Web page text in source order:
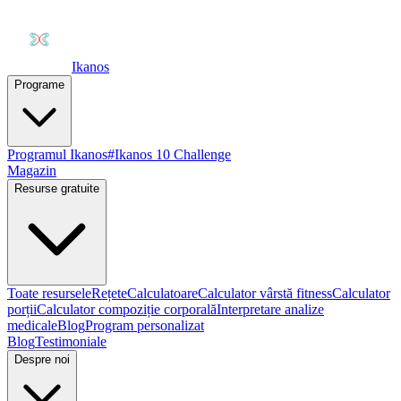
Ikanos
Programe
Programul Ikanos#Ikanos 10 Challenge
Magazin
Resurse gratuite
Toate resurseleRețeteCalculatoareCalculator vârstă fitnessCalculator
porțiiCalculator compoziție corporalăInterpretare analize
medicaleBlogProgram personalizat
BlogTestimoniale
Despre noi